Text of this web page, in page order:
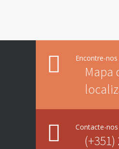
Encontre-nos
Mapa
Contacte-nos
(+351)